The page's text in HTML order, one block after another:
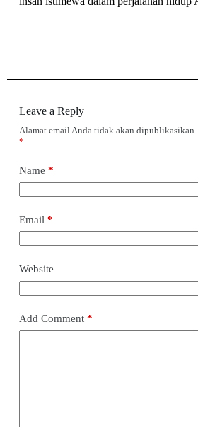
Leave a Reply
Alamat email Anda tidak akan dipublikasikan.
*
Name *
Email *
Website
Add Comment*